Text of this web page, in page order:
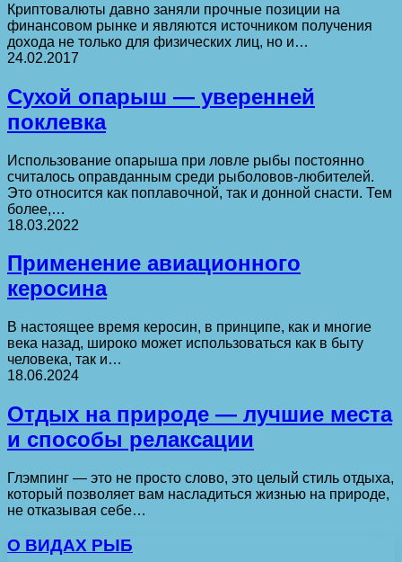
Криптовалюты давно заняли прочные позиции на
финансовом рынке и являются источником получения
дохода не только для физических лиц, но и…
24.02.2017
Сухой опарыш — уверенней
поклевка
Использование опарыша при ловле рыбы постоянно
считалось оправданным среди рыболовов-любителей.
Это относится как поплавочной, так и донной снасти. Тем
более,…
18.03.2022
Применение авиационного
керосина
В настоящее время керосин, в принципе, как и многие
века назад, широко может использоваться как в быту
человека, так и…
18.06.2024
Отдых на природе — лучшие места
и способы релаксации
Глэмпинг — это не просто слово, это целый стиль отдыха,
который позволяет вам насладиться жизнью на природе,
не отказывая себе…
О ВИДАХ РЫБ